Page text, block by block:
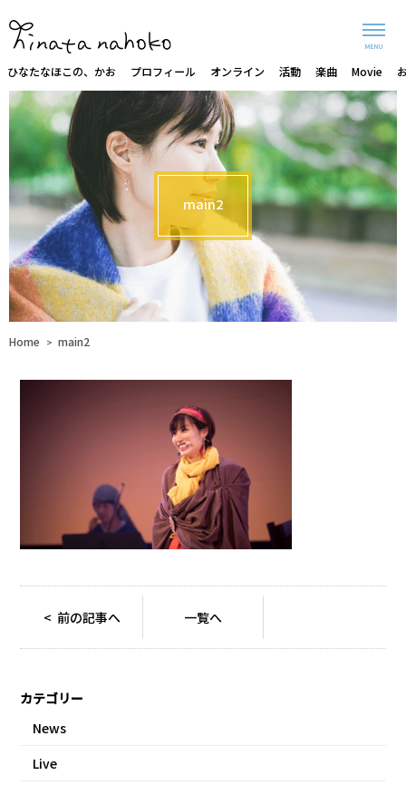
ひなたなほこの、かお プロフィール オンライン 活動 楽曲 Movie
main2
MENU
Home > main2
< 前の記事へ 一覧へ
カテゴリー
News
Live